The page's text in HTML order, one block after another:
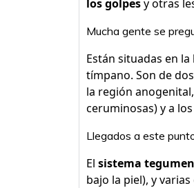
los golpesy otras
Mucha gente se
Están situadas en
tímpano. Son de
la región
ceruminosas) y a
Llegados a este
El sistema
bajo la piel), y